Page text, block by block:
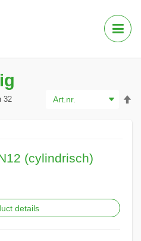
Nav
32
(cylindrisch)
details